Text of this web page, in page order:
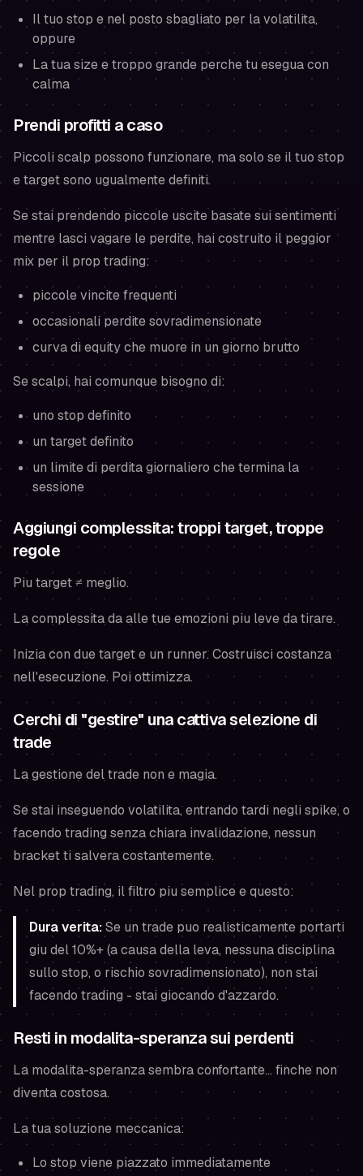
Il tuo stop e nel posto sbagliato per la volatilita,
oppure
La tua size e troppo grande perche tu esegua con
calma
Prendi profitti a caso
Piccoli scalp possono funzionare, ma solo se il tuo stop
e target sono ugualmente definiti.
Se stai prendendo piccole uscite basate sui sentimenti
mentre lasci vagare le perdite, hai costruito il peggior
mix per il prop trading:
piccole vincite frequenti
occasionali perdite sovradimensionate
curva di equity che muore in un giorno brutto
Se scalpi, hai comunque bisogno di:
uno stop definito
un target definito
un limite di perdita giornaliero che termina la
sessione
Aggiungi complessita: troppi target, troppe
regole
Piu target ≠ meglio.
La complessita da alle tue emozioni piu leve da tirare.
Inizia con due target e un runner. Costruisci costanza
nell'esecuzione. Poi ottimizza.
Cerchi di "gestire" una cattiva selezione di
trade
La gestione del trade non e magia.
Se stai inseguendo volatilita, entrando tardi negli spike, o
facendo trading senza chiara invalidazione, nessun
bracket ti salvera costantemente.
Nel prop trading, il filtro piu semplice e questo:
Dura verita:Se un trade puo realisticamente portarti
giu del 10%+ (a causa della leva, nessuna disciplina
sullo stop, o rischio sovradimensionato), non stai
facendo trading - stai giocando d'azzardo.
Resti in modalita-speranza sui perdenti
La modalita-speranza sembra confortante... finche non
diventa costosa.
La tua soluzione meccanica:
Lo stop viene piazzato immediatamente